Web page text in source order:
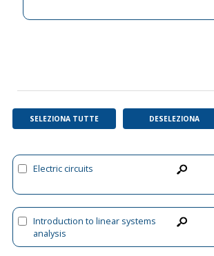
SELEZIONA TUTTE DESELEZIONA
Electric circuits
Introduction to linear systems
analysis